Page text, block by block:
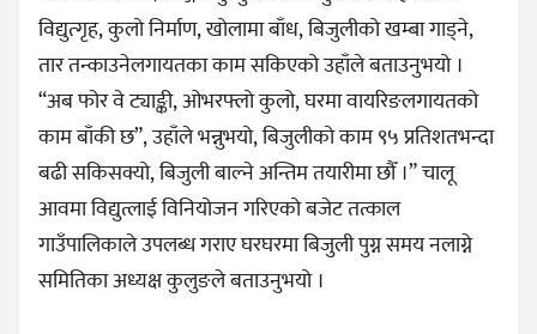
विद्युत्गृह, कुलो निर्माण, खोलामा बाँध, बिजुलीको खम्बा गाड्ने,
तार तन्काउनेलगायतका काम सकिएको उहाँले बताउनुभयो ।
“अब फोर वे ट्याङ्की, ओभरफ्लो कुलो, घरमा वायरिङलगायतको
काम बाँकी छ”, उहाँले भन्नुभयो, बिजुलीको काम ९५ प्रतिशतभन्दा
बढी सकिसक्यो, बिजुली बाल्ने अन्तिम तयारीमा छौँ ।” चालू
आवमा विद्युत्लाई विनियोजन गरिएको बजेट तत्काल
गाउँपालिकाले उपलब्ध गराए घरघरमा बिजुली पुग्न समय नलाग्ने
समितिका अध्यक्ष कुलुङले बताउनुभयो ।